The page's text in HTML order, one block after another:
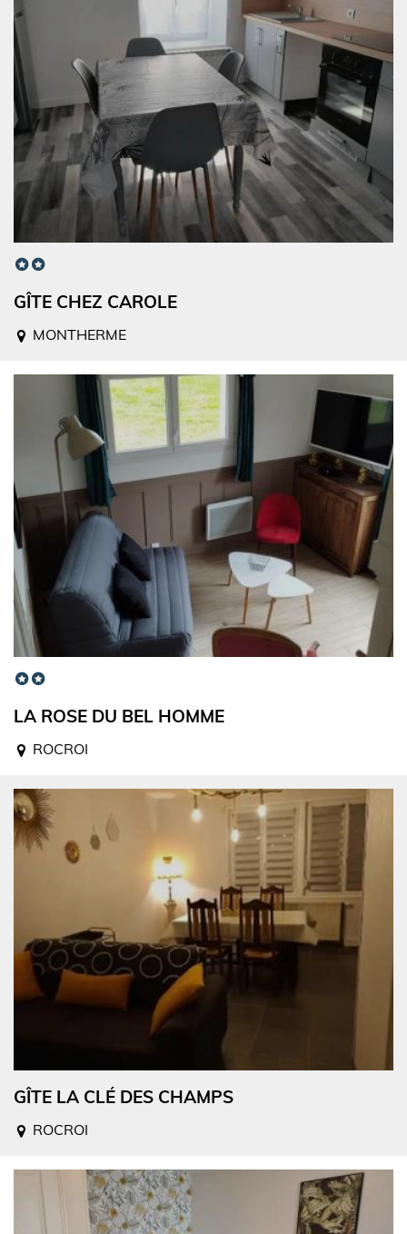
GÎTE CHEZ CAROLE
MONTHERME
LA ROSE DU BEL HOMME
ROCROI
GÎTE LA CLÉ DES CHAMPS
ROCROI